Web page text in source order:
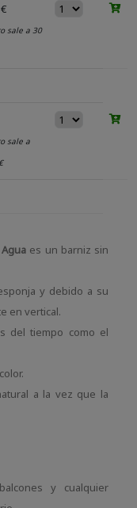
sale a 30
sale a
es un barniz sin
y debido a su
en vertical.
del tiempo como el
a la vez que la
y cualquier